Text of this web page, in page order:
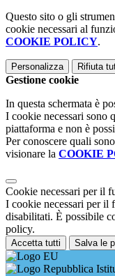
Questo sito o gli
cookie necessari al
COOKIE POLICY.
Personalizza Rifiuta
Gestione cookie
In questa schermata è
I cookie necessari sono
piattaforma e non è
Per conoscere quali
visionare la COOKIE
Cookie necessari per il
I cookie necessari per il
disabilitati. È possibile
policy.
Accetta tutti Salva le